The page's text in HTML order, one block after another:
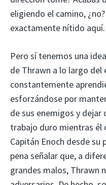
eligiendo el camino,
exactamente nítido aquí.
Pero sí tenemos una
de Thrawn a lo largo del
constantemente
esforzándose por
de sus enemigos y dejar
trabajo duro mientras él
Capitán Enoch desde su
pena señalar que, a
grandes malos, Thrawn